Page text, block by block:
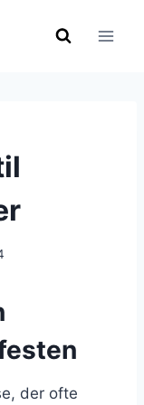
der ofte